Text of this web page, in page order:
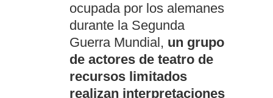
ocupada por los alemanes
durante la Segunda
Guerra Mundial, un grupo
de actores de teatro de
recursos limitados
realizan interpretaciones